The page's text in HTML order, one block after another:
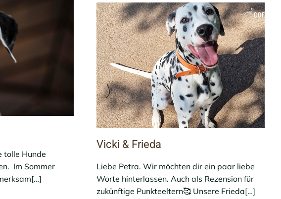
tolle Hunde
Im Sommer
Vicki & Frieda
Liebe Petra. Wir möchten dir ein paar liebe
Worte hinterlassen. Auch als Rezension für
zukünftige Punkteeltern🥰 Unsere Frieda[…]